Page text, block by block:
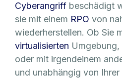
Cyberangriff beschädigt
sie mit einem RPO von
wiederherstellen. Ob Sie
virtualisierten Umgebung,
oder mit irgendeinem
und unabhängig von